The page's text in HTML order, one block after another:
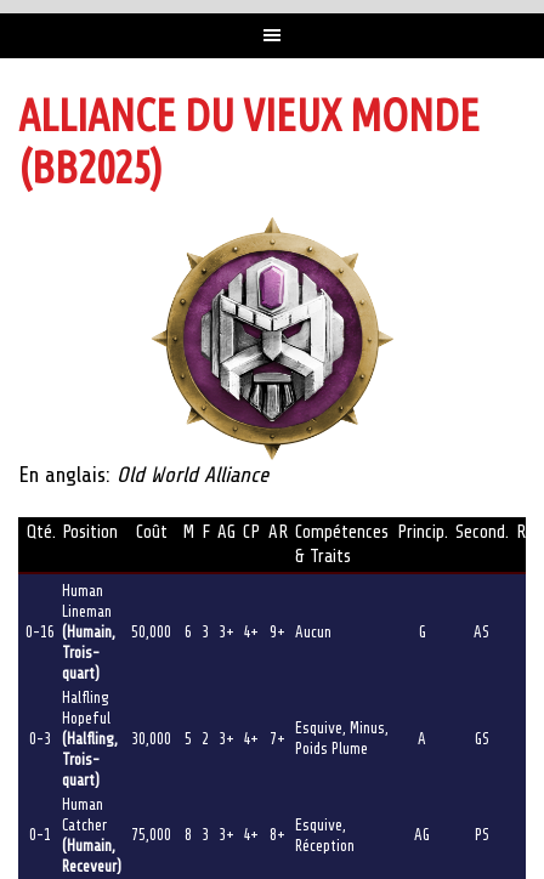
ALLIANCE DU VIEUX MONDE
(BB2025)
En anglais: Old World Alliance
Qté. Position Coût M F AG CP AR Compétences
& Traits
Princip. Second.
0-16
Human
Lineman
(Humain,
Trois-
quart)
50,000 6 3 3+ 4+ 9+ Aucun G AS
0-3
Halfling
Hopeful
(Halfling,
Trois-
quart)
30,000 5 2 3+ 4+ 7+
Esquive, Minus,
Poids Plume
A GS
0-1
Human
Catcher
(Humain,
Receveur)
75,000 8 3 3+ 4+ 8+
Esquive,
Réception
AG PS